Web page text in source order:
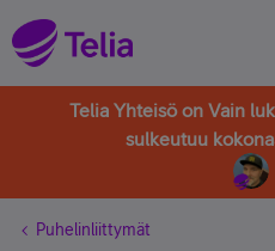
Telia Yhteisö on Vain
sulkeutuu
Puhelinliittymät